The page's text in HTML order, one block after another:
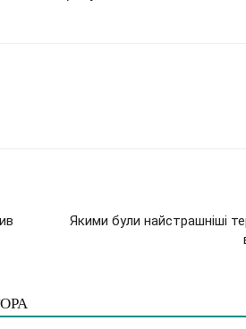
Якими були найстрашніші